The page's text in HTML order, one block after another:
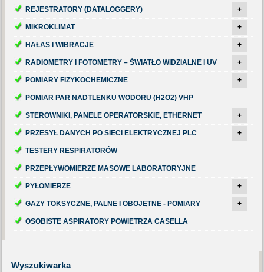
REJESTRATORY (DATALOGGERY) +
MIKROKLIMAT +
HAŁAS I WIBRACJE +
RADIOMETRY I FOTOMETRY – ŚWIATŁO WIDZIALNE I UV +
POMIARY FIZYKOCHEMICZNE +
POMIAR PAR NADTLENKU WODORU (H2O2) VHP
STEROWNIKI, PANELE OPERATORSKIE, ETHERNET +
PRZESYŁ DANYCH PO SIECI ELEKTRYCZNEJ PLC +
TESTERY RESPIRATORÓW
PRZEPŁYWOMIERZE MASOWE LABORATORYJNE
PYŁOMIERZE +
GAZY TOKSYCZNE, PALNE I OBOJĘTNE - POMIARY +
OSOBISTE ASPIRATORY POWIETRZA CASELLA
Wyszukiwarka